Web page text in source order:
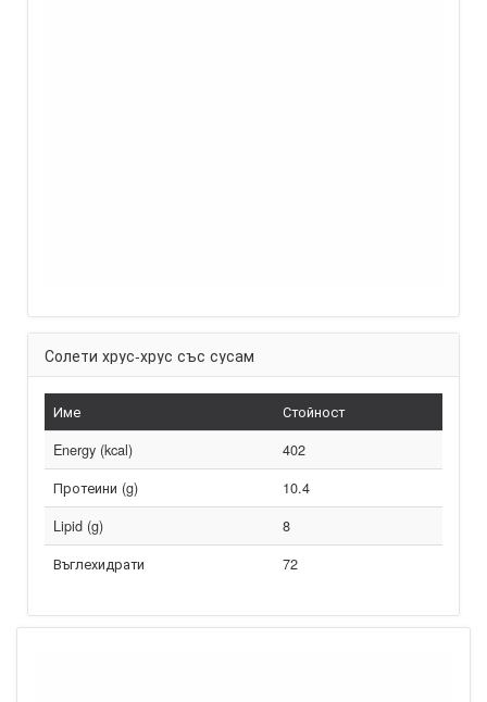
Солети хрус-хрус със сусам
Име
Стойност
Energy (kcal)
402
Протеини (g)
10.4
Lipid (g)
8
Въглехидрати
72